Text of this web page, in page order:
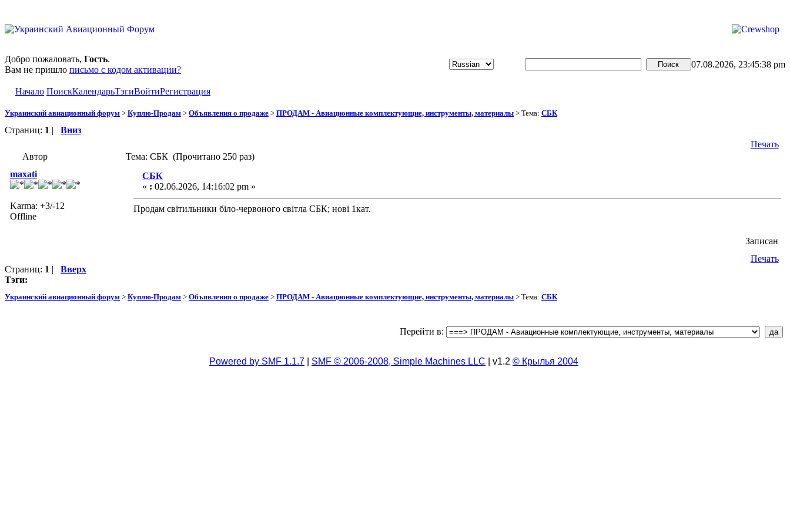
Добро пожаловать, Гость.
Вам не пришло письмо с кодом активации?
07.08.2026, 23:45:38 pm
Начало ПоискКалендарьТэгиВойтиРегистрация
Украинский авиационный форум > Куплю-Продам > Объявления о продаже > ПРОДАМ - Авиационные комплектующие, инструменты, материалы > Тема: СБК
Страниц: 1 | Вниз
Печать
Автор
Тема: СБК (Прочитано 250 раз)
maxati
Karma: +3/-12
Offline
СБК
« : 02.06.2026, 14:16:02 pm »
Продам світильники біло-червоного світла СБК; нові 1кат.
Записан
Печать
Страниц: 1 | Вверх
Тэги:
Украинский авиационный форум > Куплю-Продам > Объявления о продаже > ПРОДАМ - Авиационные комплектующие, инструменты, материалы > Тема: СБК
Перейти в:
Powered by SMF 1.1.7 SMF © 2006-2008, Simple Machines LLC | v1.2 © Крылья 2004